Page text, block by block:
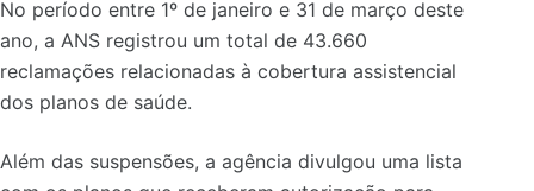
No período entre 1º de janeiro e 31 de março deste
ano, a ANS registrou um total de 43.660
reclamações relacionadas à cobertura assistencial
dos planos de saúde.
Além das suspensões, a agência divulgou uma lista